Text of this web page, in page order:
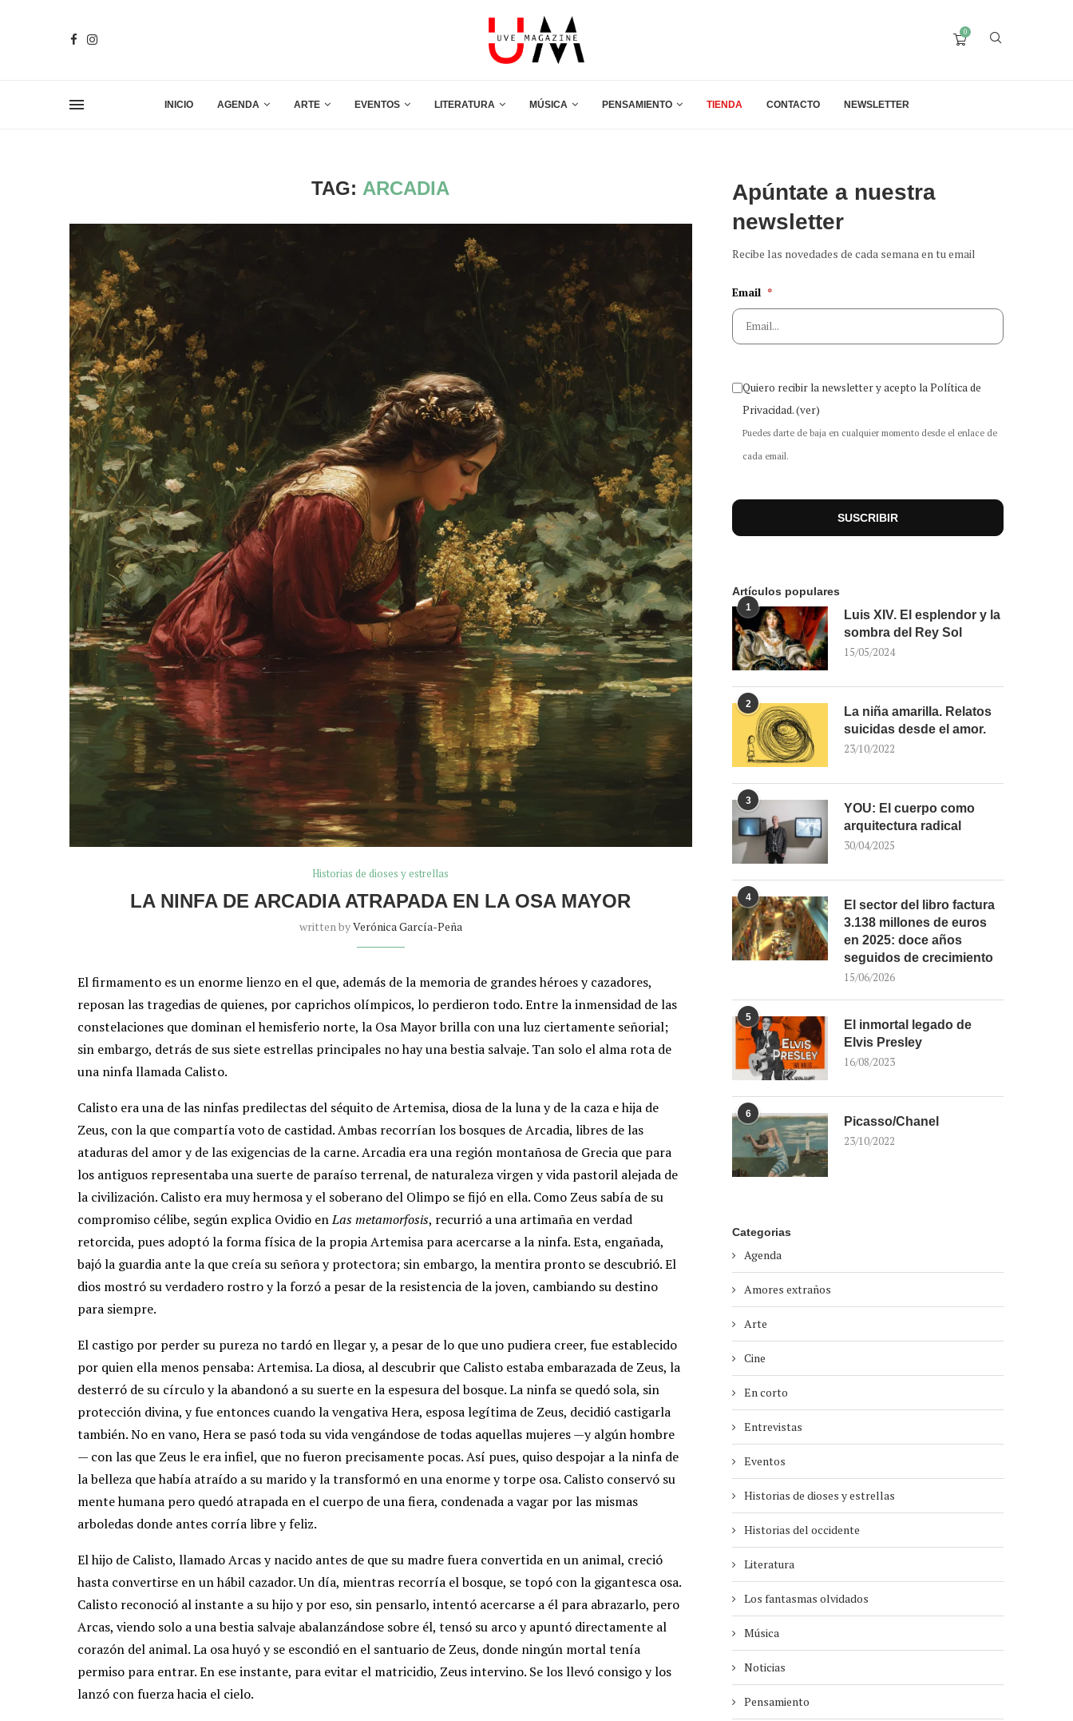
0
INICIO AGENDA ARTE EVENTOS LITERATURA MÚSICA PENSAMIENTO TIENDA CONTACTO NEWSLETTER
TAG: ARCADIA
Historias de dioses y estrellas
LA NINFA DE ARCADIA ATRAPADA EN LA OSA MAYOR
written byVerónica García-Peña
El firmamento es un enorme lienzo en el que, además de la memoria de grandes héroes y cazadores,
reposan las tragedias de quienes, por caprichos olímpicos, lo perdieron todo. Entre la inmensidad de las
constelaciones que dominan el hemisferio norte, la Osa Mayor brilla con una luz ciertamente señorial;
sin embargo, detrás de sus siete estrellas principales no hay una bestia salvaje. Tan solo el alma rota de
una ninfa llamada Calisto.
Calisto era una de las ninfas predilectas del séquito de Artemisa, diosa de la luna y de la caza e hija de
Zeus, con la que compartía voto de castidad. Ambas recorrían los bosques de Arcadia, libres de las
ataduras del amor y de las exigencias de la carne. Arcadia era una región montañosa de Grecia que para
los antiguos representaba una suerte de paraíso terrenal, de naturaleza virgen y vida pastoril alejada de
la civilización. Calisto era muy hermosa y el soberano del Olimpo se fijó en ella. Como Zeus sabía de su
compromiso célibe, según explica Ovidio enLas metamorfosis, recurrió a una artimaña en verdad
retorcida, pues adoptó la forma física de la propia Artemisa para acercarse a la ninfa. Esta, engañada,
bajó la guardia ante la que creía su señora y protectora; sin embargo, la mentira pronto se descubrió. El
dios mostró su verdadero rostro y la forzó a pesar de la resistencia de la joven, cambiando su destino
para siempre.
El castigo por perder su pureza no tardó en llegar y, a pesar de lo que uno pudiera creer, fue establecido
por quien ella menos pensaba: Artemisa. La diosa, al descubrir que Calisto estaba embarazada de Zeus, la
desterró de su círculo y la abandonó a su suerte en la espesura del bosque. La ninfa se quedó sola, sin
protección divina, y fue entonces cuando la vengativa Hera, esposa legítima de Zeus, decidió castigarla
también. No en vano, Hera se pasó toda su vida vengándose de todas aquellas mujeres —y algún hombre
— con las que Zeus le era infiel, que no fueron precisamente pocas. Así pues, quiso despojar a la ninfa de
la belleza que había atraído a su marido y la transformó en una enorme y torpe osa. Calisto conservó su
mente humana pero quedó atrapada en el cuerpo de una fiera, condenada a vagar por las mismas
arboledas donde antes corría libre y feliz.
El hijo de Calisto, llamado Arcas y nacido antes de que su madre fuera convertida en un animal, creció
hasta convertirse en un hábil cazador. Un día, mientras recorría el bosque, se topó con la gigantesca osa.
Calisto reconoció al instante a su hijo y por eso, sin pensarlo, intentó acercarse a él para abrazarlo, pero
Arcas, viendo solo a una bestia salvaje abalanzándose sobre él, tensó su arco y apuntó directamente al
corazón del animal. La osa huyó y se escondió en el santuario de Zeus, donde ningún mortal tenía
permiso para entrar. En ese instante, para evitar el matricidio, Zeus intervino. Se los llevó consigo y los
lanzó con fuerza hacia el cielo.
Apúntate a nuestra
newsletter
Recibe las novedades de cada semana en tu email
Email *
Quiero recibir la newsletter y acepto la Política de
Privacidad.(ver)
Puedes darte de baja en cualquier momento desde el enlace de
cada email.
Artículos populares
1
Luis XIV. El esplendor y la
sombra del Rey Sol
15/05/2024
2
La niña amarilla. Relatos
suicidas desde el amor.
23/10/2022
3
YOU: El cuerpo como
arquitectura radical
30/04/2025
4
El sector del libro factura
3.138 millones de euros
en 2025: doce años
seguidos de crecimiento
15/06/2026
5
El inmortal legado de
Elvis Presley
16/08/2023
6
Picasso/Chanel
23/10/2022
Categorias
Agenda
Amores extraños
Arte
Cine
En corto
Entrevistas
Eventos
Historias de dioses y estrellas
Historias del occidente
Literatura
Los fantasmas olvidados
Música
Noticias
Pensamiento